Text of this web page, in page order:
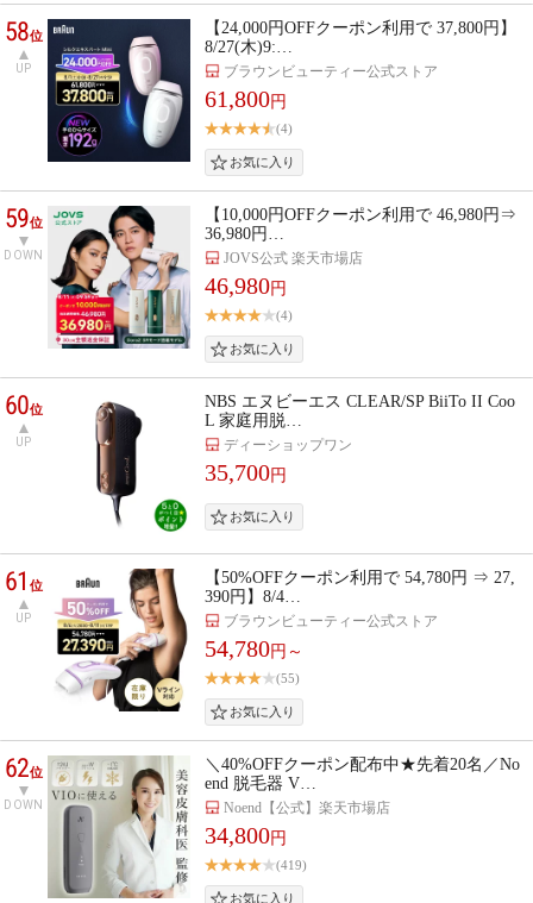
58位
UP
【24,000円OFFクーポン利用で 37,800円】
8/27(木)9:…
ブラウンビューティー公式ストア
61,800円
(4)
59位
DOWN
【10,000円OFFクーポン利用で 46,980円⇒
36,980円…
JOVS公式 楽天市場店
46,980円
(4)
60位
UP
NBS エヌビーエス CLEAR/SP BiiTo II Coo
L 家庭用脱…
ディーショップワン
35,700円
61位
UP
【50%OFFクーポン利用で 54,780円 ⇒ 27,
390円】8/4…
ブラウンビューティー公式ストア
54,780円～
(55)
62位
DOWN
＼40%OFFクーポン配布中★先着20名／No
end 脱毛器 V…
Noend【公式】楽天市場店
34,800円
(419)